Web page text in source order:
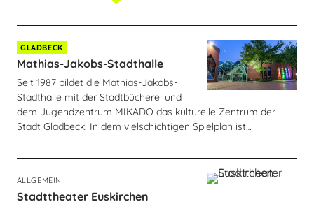
GLADBECK
Mathias-Jakobs-Stadthalle
Seit 1987 bildet die Mathias-Jakobs-
Stadthalle mit der Stadtbücherei und
dem Jugendzentrum MIKADO das kulturelle Zentrum der
Stadt Gladbeck. In dem vielschichtigen Spielplan ist…
ALLGEMEIN
Stadttheater Euskirchen